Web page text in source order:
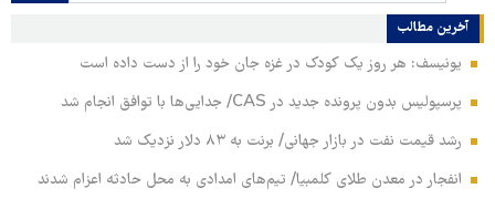
آخرین مطالب
یونیسف: هر روز یک کودک در غزه جان خود را از دست داده است
پرسپولیس بدون پرونده جدید در CAS/ جدایی‌ها با توافق انجام شد
رشد قیمت نفت در بازار جهانی/ برنت به ۸۳ دلار نزدیک شد
انفجار در معدن طلای کلمبیا/ تیم‌های امدادی به محل حادثه اعزام شدند